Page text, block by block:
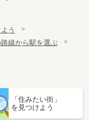
う
線から駅を選ぶ
「住みたい街」
を見つけよう